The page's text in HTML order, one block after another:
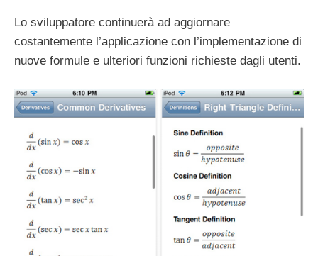
Lo sviluppatore continuerà ad aggiornare
costantemente l’applicazione con l’implementazione di
nuove formule e ulteriori funzioni richieste dagli utenti.